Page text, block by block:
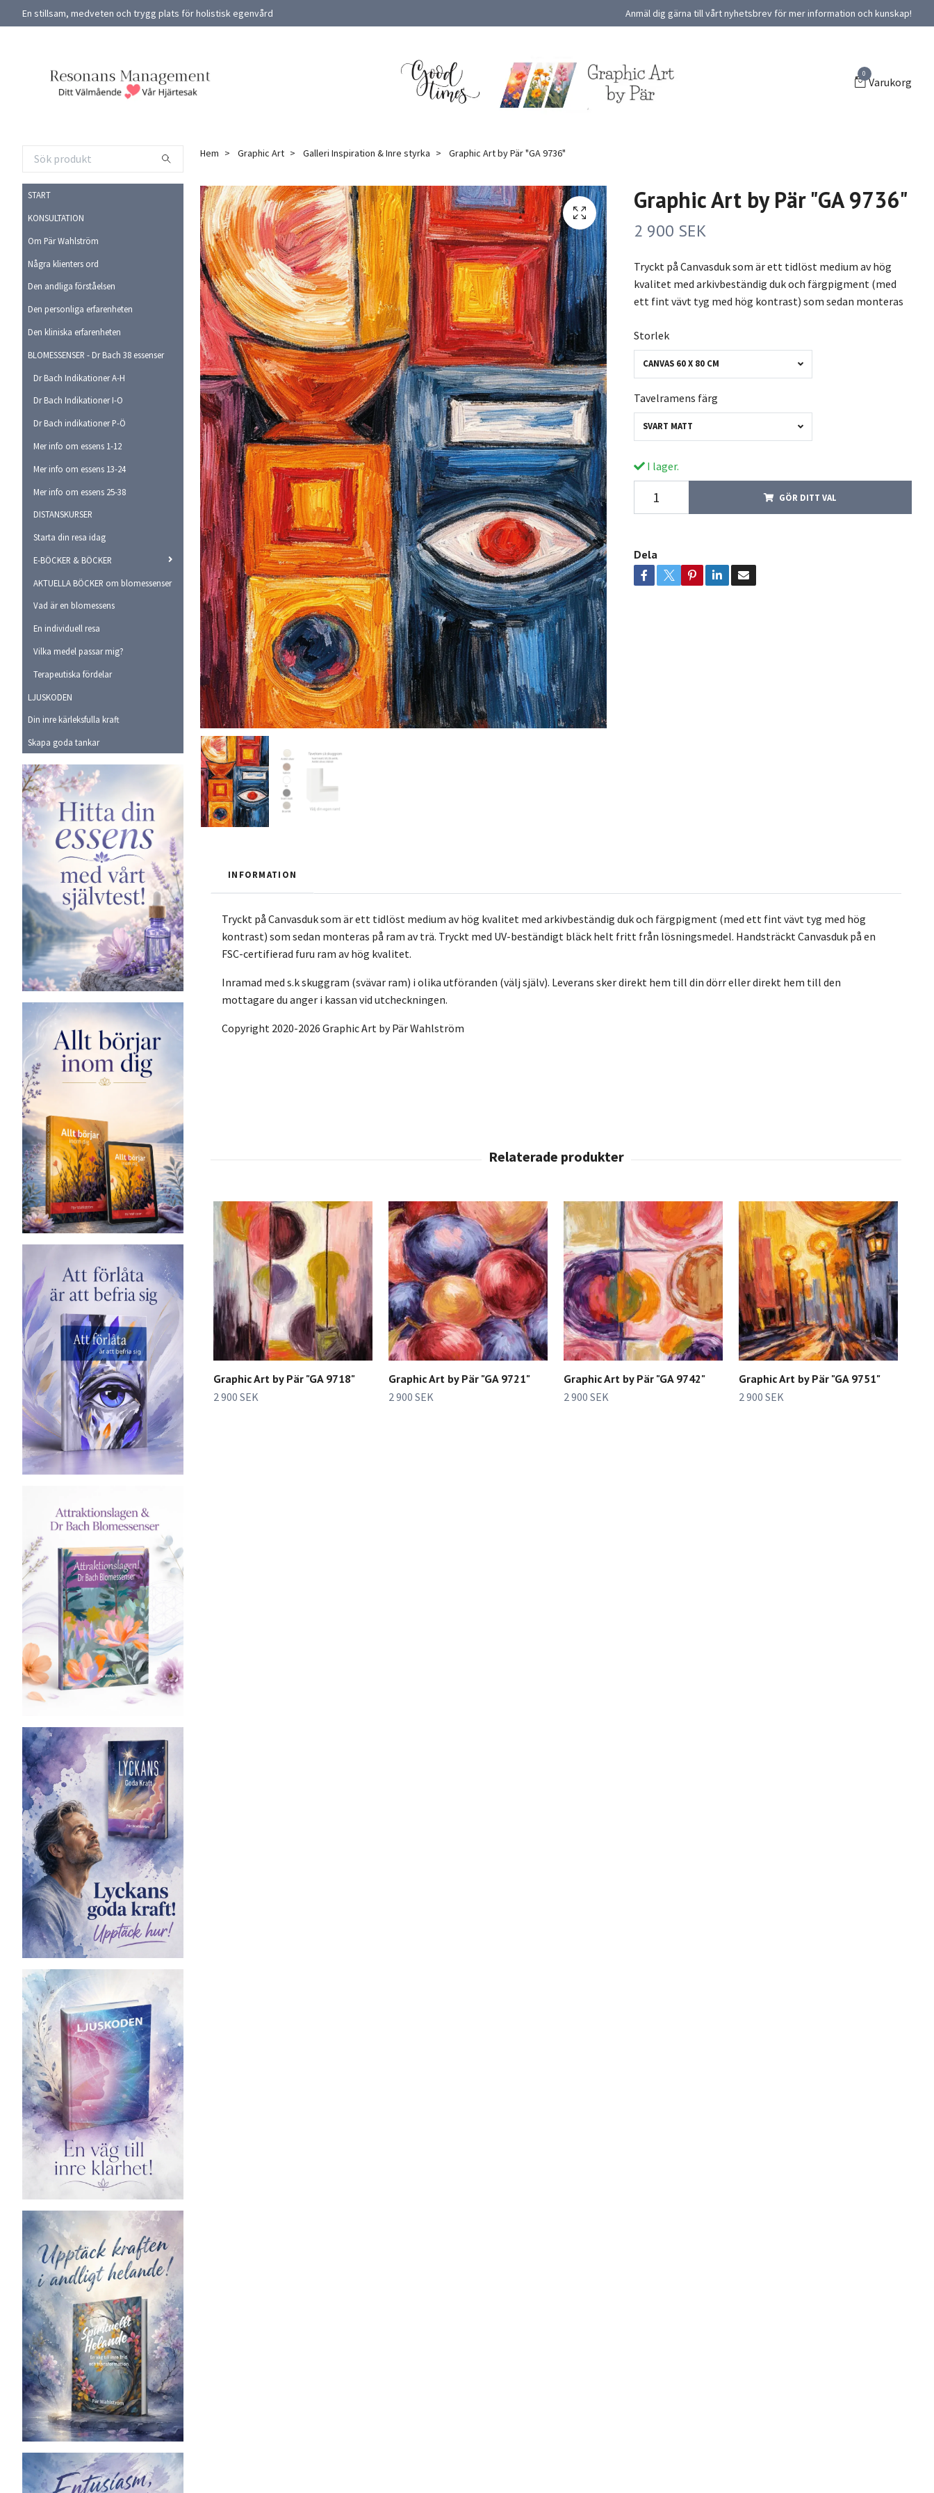
En stillsam, medveten och trygg plats för holistisk egenvård Anmäl dig gärna till vårt nyhetsbrev för mer information och kunskap!
0
Varukorg
START
KONSULTATION
Om Pär Wahlström
Några klienters ord
Den andliga förståelsen
Den personliga erfarenheten
Den kliniska erfarenheten
BLOMESSENSER - Dr Bach 38 essenser
Dr Bach Indikationer A-H
Dr Bach Indikationer I-O
Dr Bach indikationer P-Ö
Mer info om essens 1-12
Mer info om essens 13-24
Mer info om essens 25-38
DISTANSKURSER
Starta din resa idag
E-BÖCKER & BÖCKER
AKTUELLA BÖCKER om blomessenser
Vad är en blomessens
En individuell resa
Vilka medel passar mig?
Terapeutiska fördelar
LJUSKODEN
Din inre kärleksfulla kraft
Skapa goda tankar
Hem Graphic Art Galleri Inspiration & Inre styrka Graphic Art by Pär "GA 9736"
Graphic Art by Pär "GA 9736"
2 900 SEK
Tryckt på Canvasduk som är ett tidlöst medium av hög
kvalitet med arkivbeständig duk och färgpigment (med
ett fint vävt tyg med hög kontrast) som sedan monteras
Storlek
CANVAS 60 X 80 CM
Tavelramens färg
SVART MATT
I lager.
GÖR DITT VAL
Dela
INFORMATION
Tryckt på Canvasduk som är ett tidlöst medium av hög kvalitet med arkivbeständig duk och färgpigment (med ett fint vävt tyg med hög
kontrast) som sedan monteras på ram av trä. Tryckt med UV-beständigt bläck helt fritt från lösningsmedel. Handsträckt Canvasduk på en
FSC-certifierad furu ram av hög kvalitet.
Inramad med s.k skuggram (svävar ram) i olika utföranden (välj själv). Leverans sker direkt hem till din dörr eller direkt hem till den
mottagare du anger i kassan vid utcheckningen.
Copyright 2020-2026 Graphic Art by Pär Wahlström
Graphic Art by Pär "GA 9718"
2 900 SEK
Graphic Art by Pär "GA 9721"
2 900 SEK
Graphic Art by Pär "GA 9742"
2 900 SEK
Graphic Art by Pär "GA 9751"
2 900 SEK